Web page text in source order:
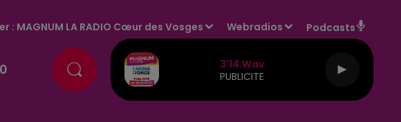
: MAGNUM LA RADIO Cœur des Vosges Webradios Podcasts
3'14.wav
PUBLICITE